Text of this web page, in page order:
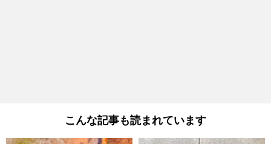
こんな記事も読まれています